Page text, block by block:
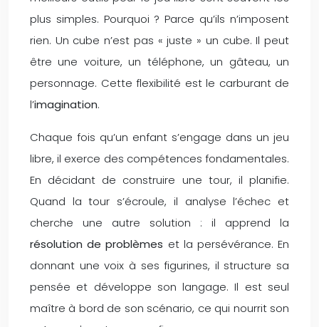
plus simples. Pourquoi ? Parce qu’ils n’imposent
rien. Un cube n’est pas « juste » un cube. Il peut
être une voiture, un téléphone, un gâteau, un
personnage. Cette flexibilité est le carburant de
l’imagination.
Chaque fois qu’un enfant s’engage dans un jeu
libre, il exerce des compétences fondamentales.
En décidant de construire une tour, il planifie.
Quand la tour s’écroule, il analyse l’échec et
cherche une autre solution : il apprend la
résolution de problèmes et la persévérance. En
donnant une voix à ses figurines, il structure sa
pensée et développe son langage. Il est seul
maître à bord de son scénario, ce qui nourrit son